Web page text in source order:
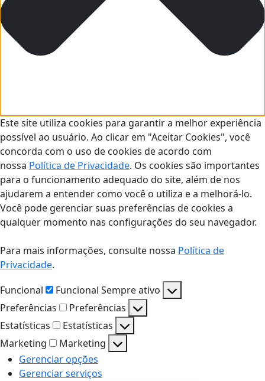
Este site utiliza cookies para garantir a melhor experiência
possível ao usuário. Ao clicar em "Aceitar Cookies", você
concorda com o uso de cookies de acordo com
nossa Política de Privacidade. Os cookies são importantes
para o funcionamento adequado do site, além de nos
ajudarem a entender como você o utiliza e a melhorá-lo.
Você pode gerenciar suas preferências de cookies a
qualquer momento nas configurações do seu navegador.
Para mais informações, consulte nossa Política de
Privacidade.
Funcional
Funcional Sempre ativo
Preferências
Preferências
Estatísticas
Estatísticas
Marketing
Marketing
Gerenciar opções
Gerenciar serviços